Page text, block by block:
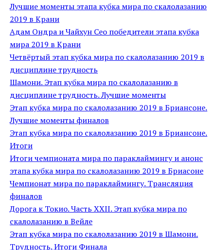
Лучшие моменты этапа кубка мира по скалолазанию
2019 в Крани
Адам Ондра и Чайхун Сео победители этапа кубка
мира 2019 в Крани
Четвёртый этап кубка мира по скалолазанию 2019 в
дисциплине трудность
Шамони. Этап кубка мира по скалолазанию в
дисциплине трудность. Лучшие моменты
Этап кубка мира по скалолазанию 2019 в Бриансоне.
Лучшие моменты финалов
Этап кубка мира по скалолазанию 2019 в Бриансоне.
Итоги
Итоги чемпионата мира по параклаймингу и анонс
этапа кубка мира по скалолазанию 2019 в Бриасоне
Чемпионат мира по параклаймингу. Трансляция
финалов
Дорога к Токио. Часть XXII. Этап кубка мира по
скалолазанию в Вейле
Этап кубка мира по скалолазанию 2019 в Шамони.
Трудность. Итоги Финала